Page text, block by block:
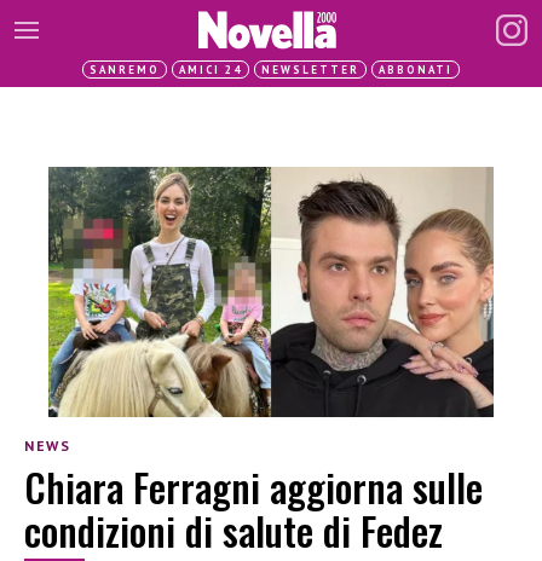
SANREMO AMICI 24 NEWSLETTER ABBONATI
NEWS
Chiara Ferragni aggiorna sulle
condizioni di salute di Fedez